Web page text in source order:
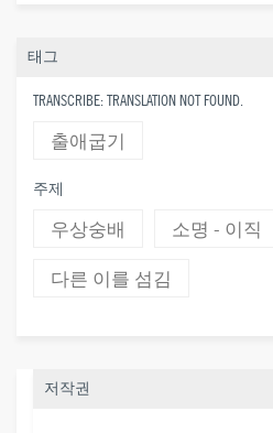
태그
TRANSCRIBE: TRANSLATION NOT FOUND.
출애굽기
주제
우상숭배 소명 - 이직
다른 이를 섬김
저작권